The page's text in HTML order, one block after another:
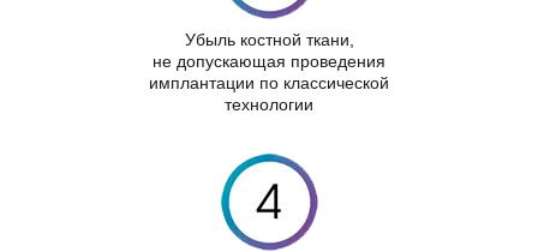
Убыль костной ткани,
не допускающая проведения
имплантации по классической
технологии